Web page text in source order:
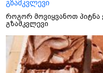
როგორ მოვიყვანოთ
გზამკვლევი